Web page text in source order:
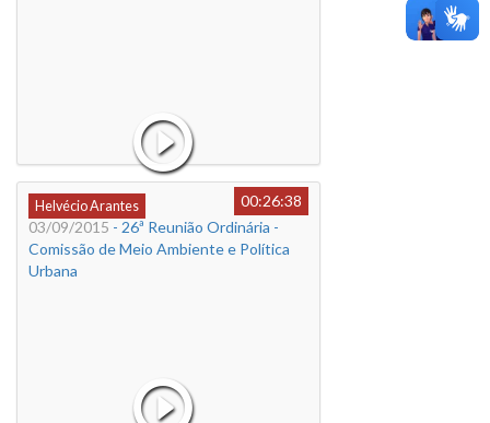
Helvécio Arantes
00:26:38
03/09/2015 - 26ª Reunião Ordinária -
Comissão de Meio Ambiente e Política
Urbana